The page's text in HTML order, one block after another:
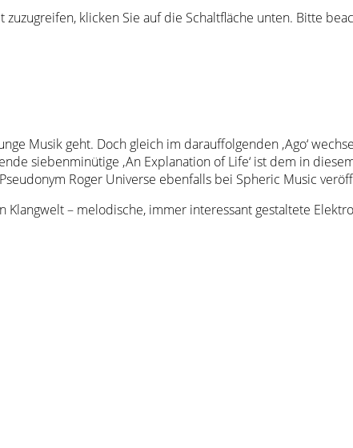
klicken Sie auf die Schaltfläche unten. Bitte
Musik geht. Doch gleich im darauffolgenden ‚Ago‘
siebenminütige ‚An Explanation of Life‘ ist dem in
Roger Universe ebenfalls bei Spheric Music
Klangwelt – melodische, immer interessant gestaltete